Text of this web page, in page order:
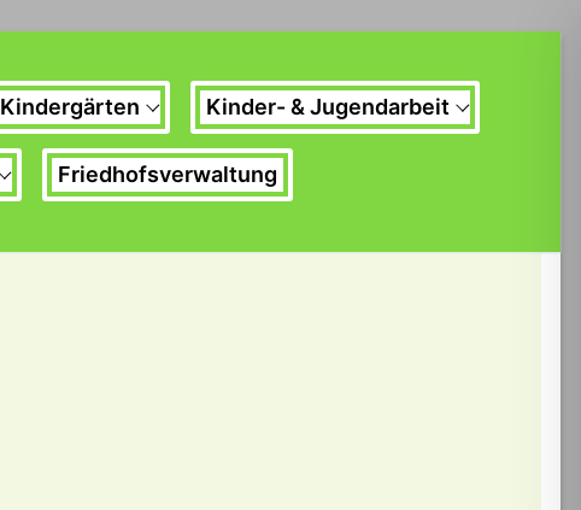
Kindergärten Kinder- & Jugendarbeit
Friedhofsverwaltung